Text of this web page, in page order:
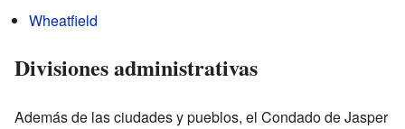
Wheatfield
Divisiones administrativas
Además de las ciudades y pueblos, el Condado de Jasper